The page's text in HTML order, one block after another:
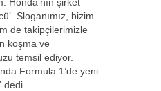
Sloganımız, bizim
de takipçilerimizle
koşma ve
temsil ediyor.
Formula 1’de yeni
dedi.